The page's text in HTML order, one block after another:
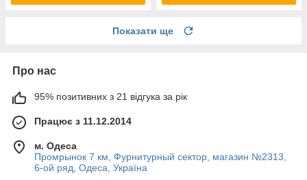
Показати ще
Про нас
95% позитивних з 21 відгука за рік
Працює з 11.12.2014
м. Одеса
Промрынок 7 км, Фурнитурный сектор, магазин №2313,
6-ой ряд, Одеса, Україна